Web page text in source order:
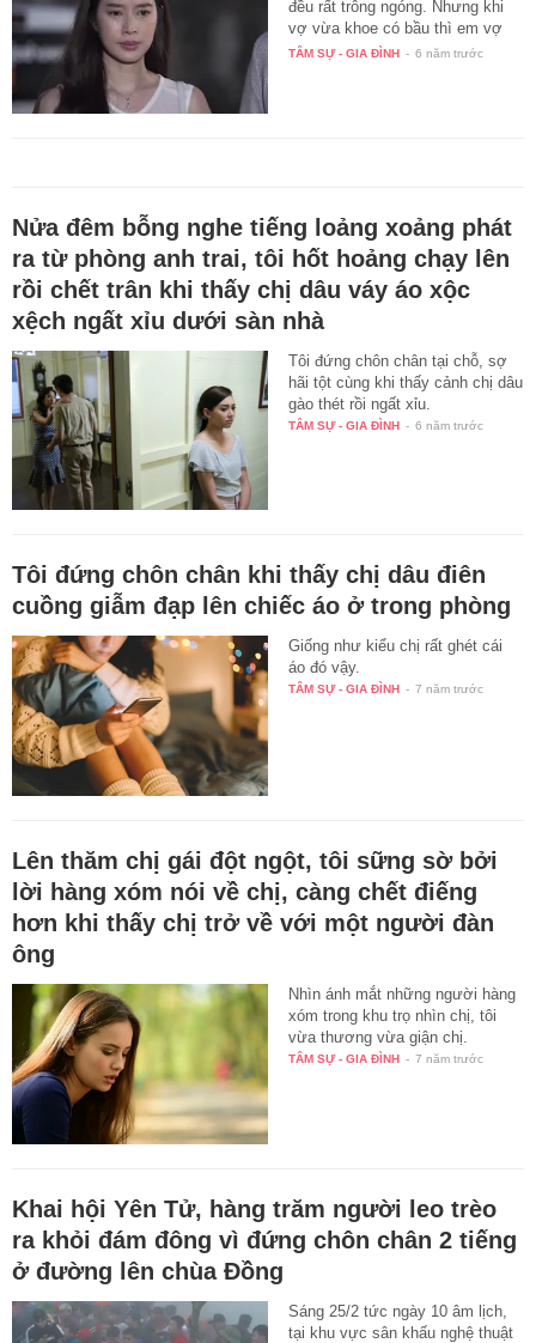
đều rất trông ngóng. Nhưng khi
vợ vừa khoe có bầu thì em vợ
lại…
TÂM SỰ - GIA ĐÌNH - 6 năm trước
Nửa đêm bỗng nghe tiếng loảng xoảng phát
ra từ phòng anh trai, tôi hốt hoảng chạy lên
rồi chết trân khi thấy chị dâu váy áo xộc
xệch ngất xỉu dưới sàn nhà
Tôi đứng chôn chân tại chỗ, sợ
hãi tột cùng khi thấy cảnh chị dâu
gào thét rồi ngất xỉu.
TÂM SỰ - GIA ĐÌNH - 6 năm trước
Tôi đứng chôn chân khi thấy chị dâu điên
cuồng giẫm đạp lên chiếc áo ở trong phòng
Giống như kiểu chị rất ghét cái
áo đó vậy.
TÂM SỰ - GIA ĐÌNH - 7 năm trước
Lên thăm chị gái đột ngột, tôi sững sờ bởi
lời hàng xóm nói về chị, càng chết điếng
hơn khi thấy chị trở về với một người đàn
ông
Nhìn ánh mắt những người hàng
xóm trong khu trọ nhìn chị, tôi
vừa thương vừa giận chị.
TÂM SỰ - GIA ĐÌNH - 7 năm trước
Khai hội Yên Tử, hàng trăm người leo trèo
ra khỏi đám đông vì đứng chôn chân 2 tiếng
ở đường lên chùa Đồng
Sáng 25/2 tức ngày 10 âm lịch,
tại khu vực sân khấu nghệ thuật